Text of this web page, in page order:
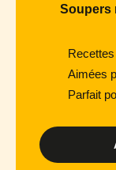
Soupers
Aimées
Parfait